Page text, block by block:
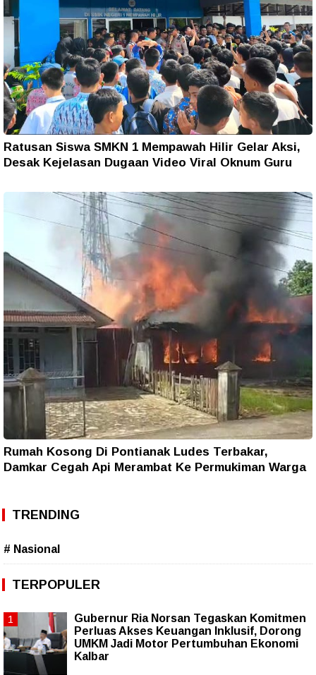
Ratusan Siswa SMKN 1 Mempawah Hilir Gelar Aksi,
Desak Kejelasan Dugaan Video Viral Oknum Guru
Rumah Kosong Di Pontianak Ludes Terbakar,
Damkar Cegah Api Merambat Ke Permukiman Warga
TRENDING
# Nasional
TERPOPULER
Gubernur Ria Norsan Tegaskan Komitmen
Perluas Akses Keuangan Inklusif, Dorong
UMKM Jadi Motor Pertumbuhan Ekonomi
Kalbar